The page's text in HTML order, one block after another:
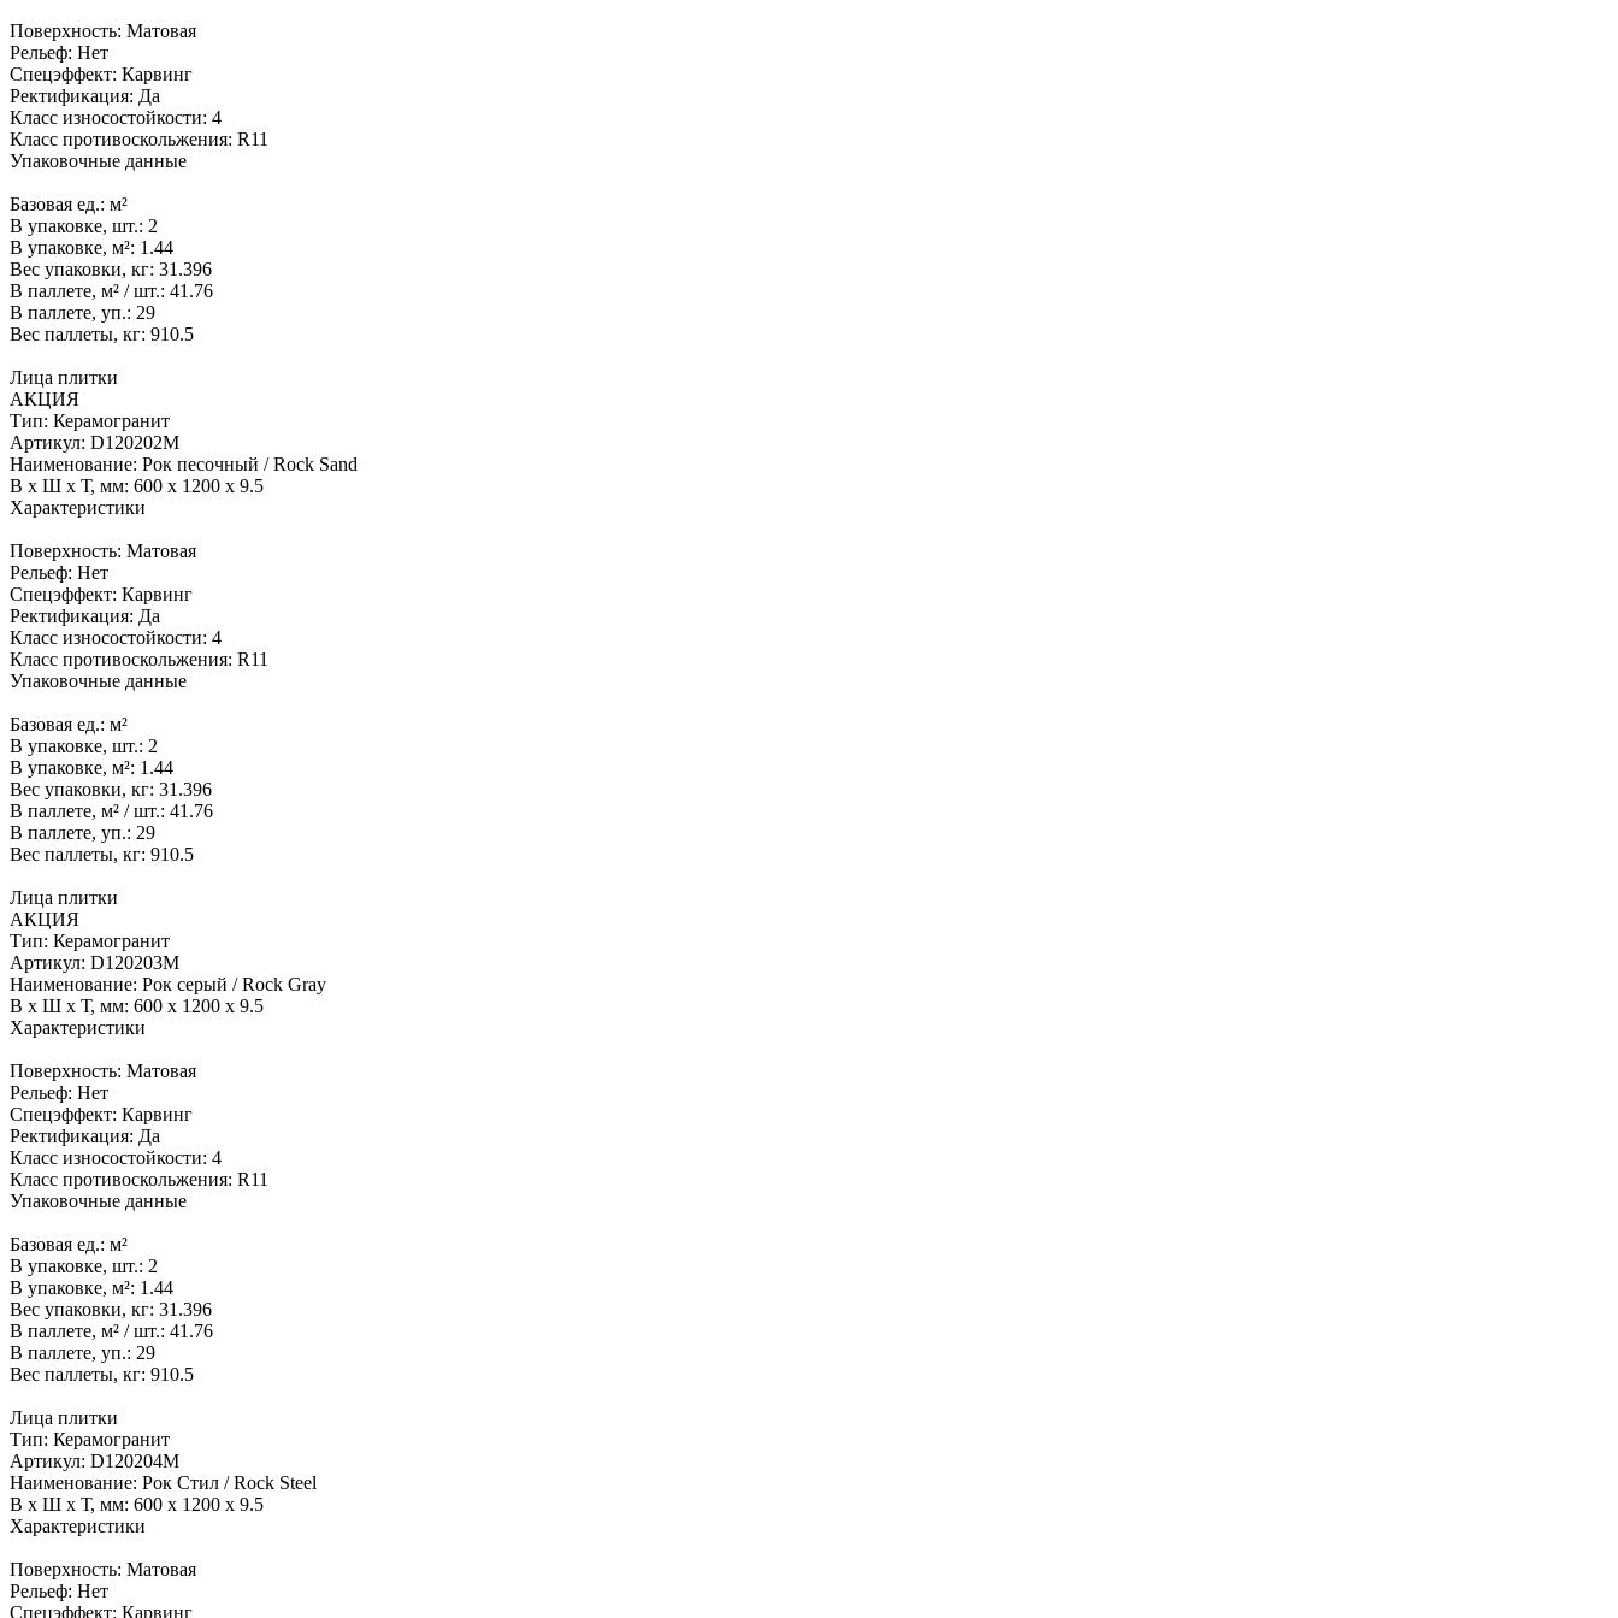
Поверхность: Матовая
Рельеф: Нет
Спецэффект: Карвинг
Ректификация: Да
Класс износостойкости: 4
Класс противоскольжения: R11
Упаковочные данные
Базовая ед.: м²
В упаковке, шт.: 2
В упаковке, м²: 1.44
Вес упаковки, кг: 31.396
В паллете, м² / шт.: 41.76
В паллете, уп.: 29
Вес паллеты, кг: 910.5
Лица плитки
АКЦИЯ
Тип: Керамогранит
Артикул: D120202M
Наименование: Рок песочный / Rock Sand
В x Ш x Т, мм: 600 x 1200 x 9.5
Характеристики
Поверхность: Матовая
Рельеф: Нет
Спецэффект: Карвинг
Ректификация: Да
Класс износостойкости: 4
Класс противоскольжения: R11
Упаковочные данные
Базовая ед.: м²
В упаковке, шт.: 2
В упаковке, м²: 1.44
Вес упаковки, кг: 31.396
В паллете, м² / шт.: 41.76
В паллете, уп.: 29
Вес паллеты, кг: 910.5
Лица плитки
АКЦИЯ
Тип: Керамогранит
Артикул: D120203M
Наименование: Рок серый / Rock Gray
В x Ш x Т, мм: 600 x 1200 x 9.5
Характеристики
Поверхность: Матовая
Рельеф: Нет
Спецэффект: Карвинг
Ректификация: Да
Класс износостойкости: 4
Класс противоскольжения: R11
Упаковочные данные
Базовая ед.: м²
В упаковке, шт.: 2
В упаковке, м²: 1.44
Вес упаковки, кг: 31.396
В паллете, м² / шт.: 41.76
В паллете, уп.: 29
Вес паллеты, кг: 910.5
Лица плитки
Тип: Керамогранит
Артикул: D120204M
Наименование: Рок Стил / Rock Steel
В x Ш x Т, мм: 600 x 1200 x 9.5
Характеристики
Поверхность: Матовая
Рельеф: Нет
Спецэффект: Карвинг